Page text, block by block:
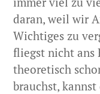
daran, weil wir
Wichtiges zu
fliegst nicht ans
theoretisch
brauchst,